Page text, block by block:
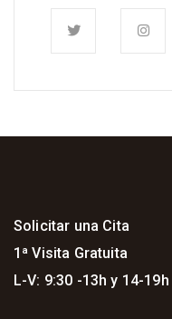
Solicitar una Cita
1ª Visita Gratuita
L-V: 9:30 -13h y 14-19h